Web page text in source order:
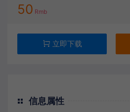
50 Rmb
立即下载
信息属性